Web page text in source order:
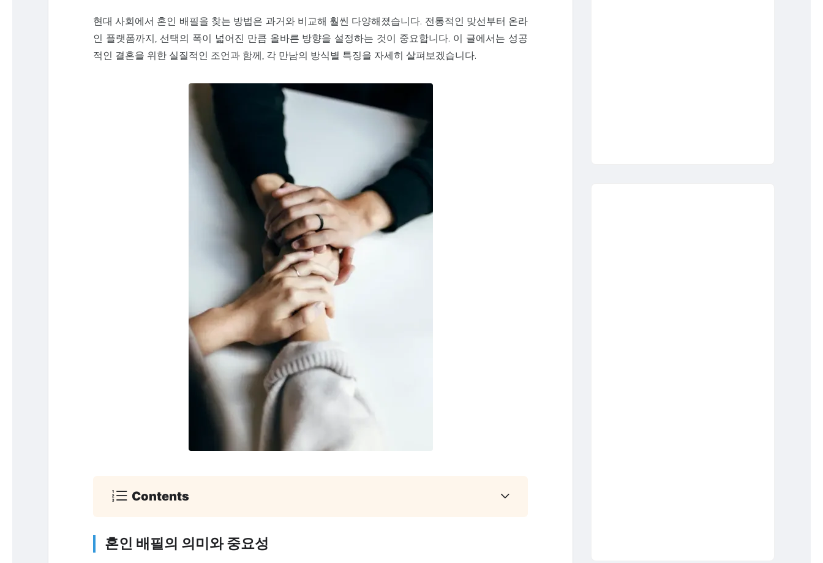
현대 사회에서 혼인 배필을 찾는 방법은 과거와 비교해 훨씬 다양해졌습니다. 전통적인 맞선부터 온라
인 플랫폼까지, 선택의 폭이 넓어진 만큼 올바른 방향을 설정하는 것이 중요합니다. 이 글에서는 성공
적인 결혼을 위한 실질적인 조언과 함께, 각 만남의 방식별 특징을 자세히 살펴보겠습니다.
Contents
혼인 배필의 의미와 중요성